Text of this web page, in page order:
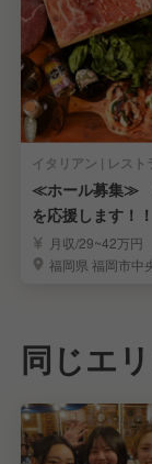
≪ホール募集≫
を応援します！
リアン大衆酒場』
月収/29~42万円
福岡県 福岡市中
同じエ